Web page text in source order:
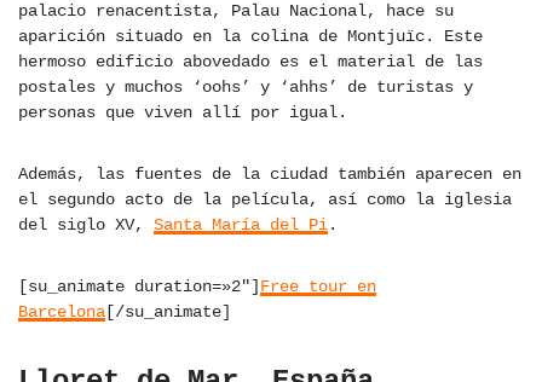
palacio renacentista, Palau Nacional, hace su
aparición situado en la colina de Montjuïc. Este
hermoso edificio abovedado es el material de las
postales y muchos ‘oohs’ y ‘ahhs’ de turistas y
personas que viven allí por igual.
Además, las fuentes de la ciudad también aparecen en
el segundo acto de la película, así como la iglesia
del siglo XV, Santa María del Pi.
[su_animate duration=»2″] Free tour en
Barcelona [/su_animate]